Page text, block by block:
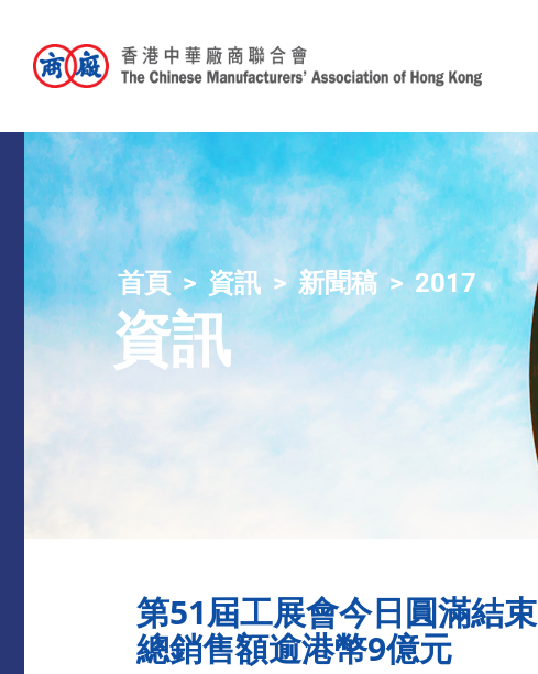
首頁 資訊 新聞稿 2017
資訊
第51屆工展會今日圓滿結束
總銷售額逾港幣9億元